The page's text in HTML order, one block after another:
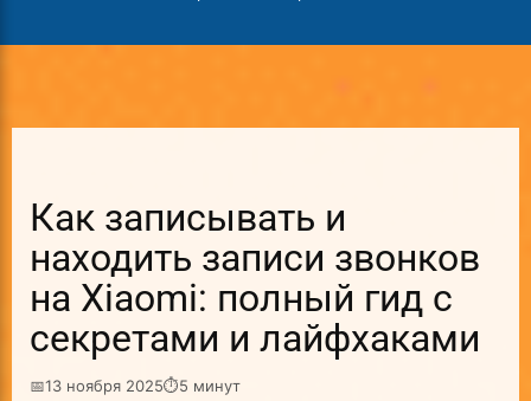
Как записывать и
находить записи звонков
на Xiaomi: полный гид с
секретами и лайфхаками
📅13 ноября 2025⏱5 минут